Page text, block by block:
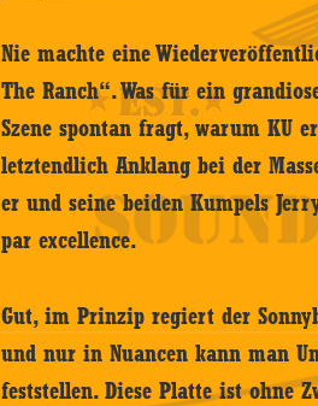
Nie machte eine
The Ranch“. Was für ein
Szene spontan fragt, warum KU
letztendlich Anklang bei der
er und seine beiden Kumpels
par excellence.
Gut, im Prinzip regiert der
und nur in Nuancen kann man
feststellen. Diese Platte ist ohne